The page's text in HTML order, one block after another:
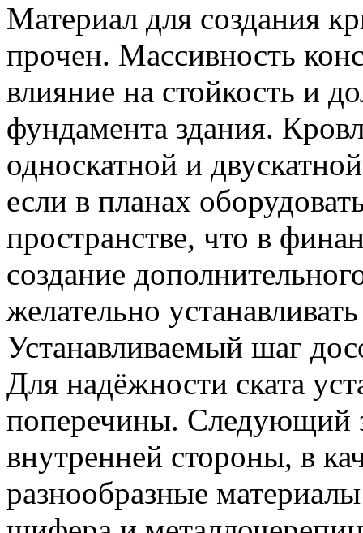
Материал для создания
прочен. Массивность
влияние на стойкость и
фундамента здания.
односкатной и
если в планах
пространстве, что в
создание
желательно
Устанавливаемый шаг
Для надёжности ската
поперечины. Следующий
внутренней стороны, в
разнообразные